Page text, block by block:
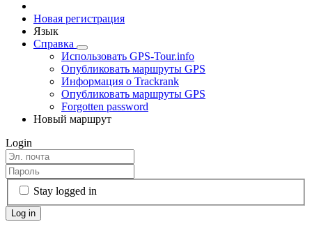
Новая регистрация
Язык
Справка
Использовать GPS-Tour.info
Опубликовать маршруты GPS
Информация о Trackrank
Опубликовать маршруты GPS
Forgotten password
Новый маршрут
Login
Stay logged in